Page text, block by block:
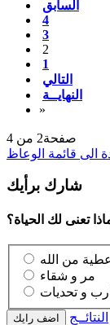
السابق
4
3
2
1
التالي
النهايــة
»
صفحة2 من 4
الى قائمة الوعاظ
شارك برأيك
تعنى لك الحياة؟
النتائــج